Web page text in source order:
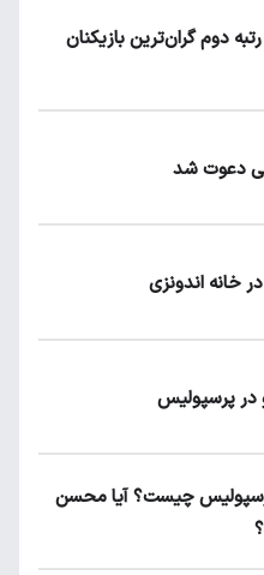
دوم گران‌ترین بازیکنان
دعوت شد
خانه اندونزی
در پرسپولیس
چیست؟ آیا محسن